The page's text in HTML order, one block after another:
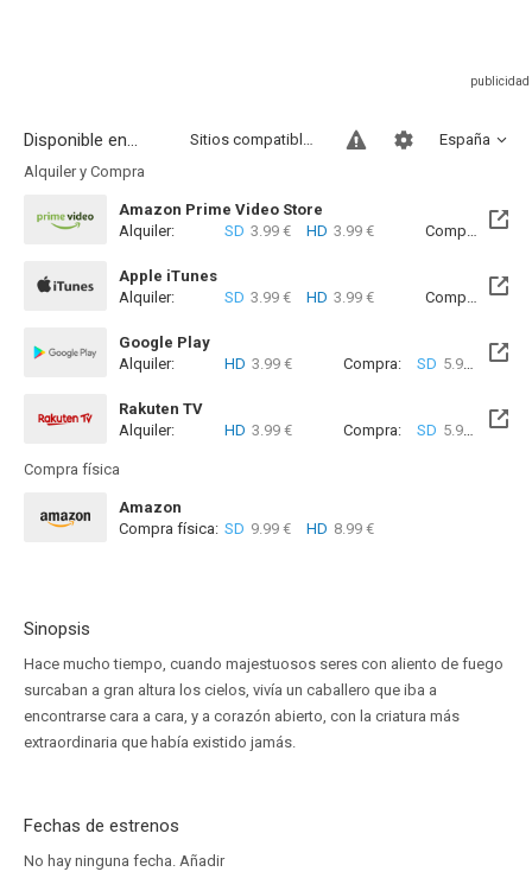
Disponible en... España
Sitios compatibles
Alquiler y Compra
Amazon Prime Video Store
Alquiler:
SD 3.99 € HD 3.99 € Compra: SD
Apple iTunes
Alquiler:
SD 3.99 € HD 3.99 € Compra: SD
Google Play
Alquiler:
HD 3.99 € Compra: SD 5.99 € HD
Rakuten TV
Alquiler:
HD 3.99 € Compra: SD 5.99 € HD
Compra física
Amazon
Compra física: SD 9.99 € HD 8.99 €
Sinopsis
Hace mucho tiempo, cuando majestuosos seres con aliento de fuego
surcaban a gran altura los cielos, vivía un caballero que iba a
encontrarse cara a cara, y a corazón abierto, con la criatura más
extraordinaria que había existido jamás.
Fechas de estrenos
No hay ninguna fecha. Añadir